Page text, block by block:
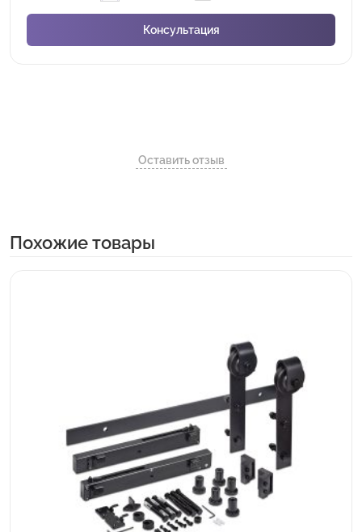
Оставить отзыв
Похожие товары